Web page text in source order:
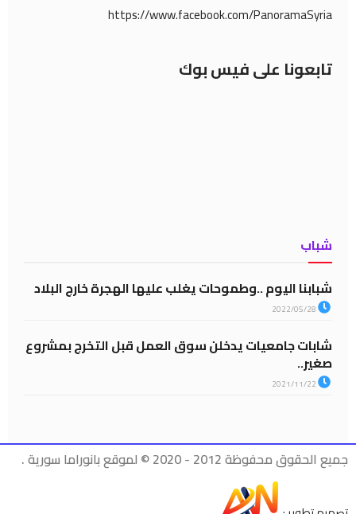
https://www.facebook.com/PanoramaSyria
تابعونا على فيس بوك
شباب
شبابنا اليوم ..وطموحات يغلب عليها الهجرة خارج البلاد
شابات جامعيات يدخلن سوق العمل قبل التخرج بمشروع
صغير..
جميع الحقوق محفوظة 2012 - 2020 © لموقع بانوراما سورية .